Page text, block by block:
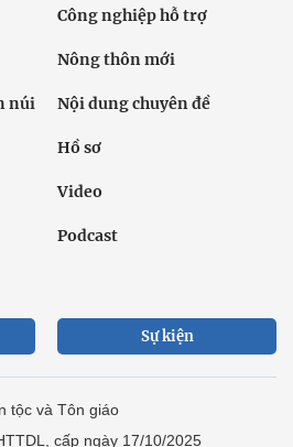
Công nghiệp hỗ trợ
Nông thôn mới
núi Nội dung chuyên đề
Hồ sơ
Video
Podcast
Sự kiện
tộc và Tôn giáo
cấp ngày 17/10/2025